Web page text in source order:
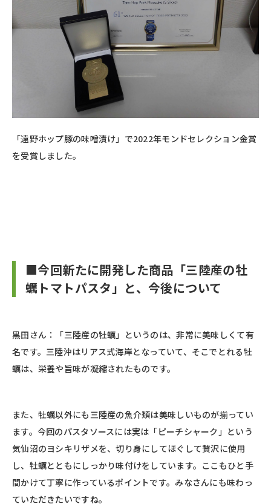
「遠野ホップ豚の味噌漬け」で2022年モンドセレクション金賞
を受賞しました。
■今回新たに開発した商品「三陸産の牡
蠣トマトパスタ」と、今後について
黒田さん：「三陸産の牡蠣」というのは、非常に美味しくて有
名です。三陸沖はリアス式海岸となっていて、そこでとれる牡
蠣は、栄養や旨味が凝縮されたものです。
また、牡蠣以外にも三陸産の魚介類は美味しいものが揃ってい
ます。今回のパスタソースには実は「ピーチシャーク」という
気仙沼のヨシキリザメを、切り身にしてほぐして贅沢に使用
し、牡蠣とともにしっかり味付けをしています。ここもひと手
間かけて丁寧に作っているポイントです。みなさんにも味わっ
ていただきたいですね。